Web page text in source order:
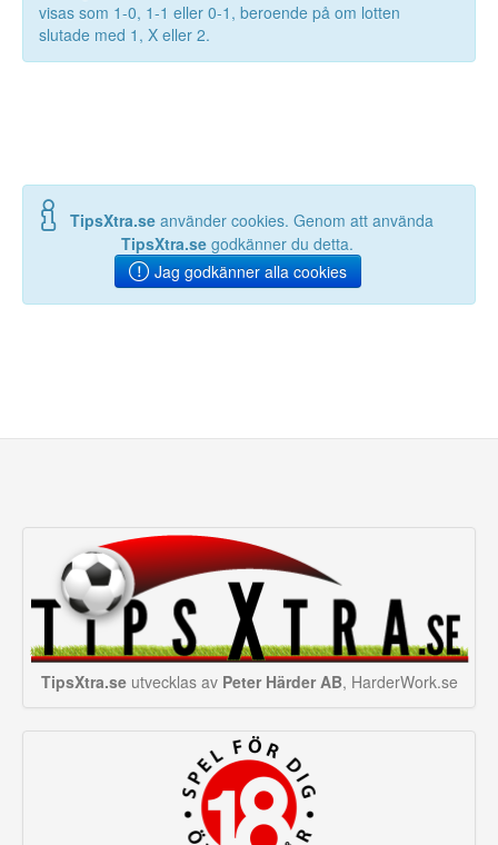
visas som 1-0, 1-1 eller 0-1, beroende på om lotten
slutade med 1, X eller 2.
TipsXtra.se använder cookies. Genom att använda
TipsXtra.se godkänner du detta.
Jag godkänner alla cookies
TipsXtra.seutvecklas av Peter Härder AB, HarderWork.se